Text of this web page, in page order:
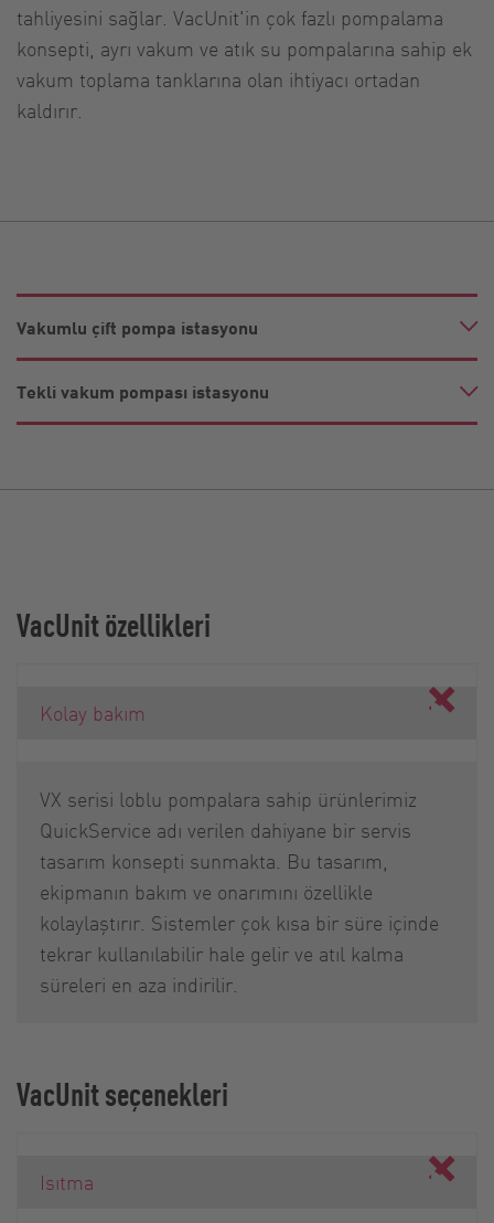
tahliyesini sağlar. VacUnit'in çok fazlı pompalama
konsepti, ayrı vakum ve atık su pompalarına sahip ek
vakum toplama tanklarına olan ihtiyacı ortadan
kaldırır.
Vakumlu çift pompa istasyonu
Tekli vakum pompası istasyonu
VacUnit özellikleri
Kolay bakım
VX serisi loblu pompalara sahip ürünlerimiz
QuickService adı verilen dahiyane bir servis
tasarım konsepti sunmakta. Bu tasarım,
ekipmanın bakım ve onarımını özellikle
kolaylaştırır. Sistemler çok kısa bir süre içinde
tekrar kullanılabilir hale gelir ve atıl kalma
süreleri en aza indirilir.
VacUnit seçenekleri
Isıtma